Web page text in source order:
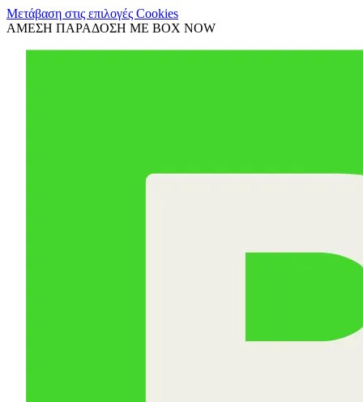
Μετάβαση στις επιλογές Cookies
ΑΜΕΣΗ ΠΑΡΑΔΟΣΗ ΜΕ BOX NOW